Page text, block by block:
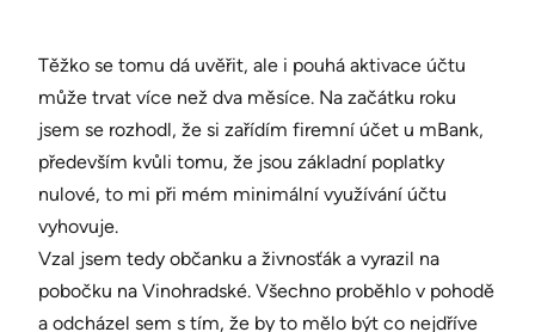
Těžko se tomu dá uvěřit, ale i pouhá aktivace účtu
může trvat více než dva měsíce. Na začátku roku
jsem se rozhodl, že si zařídím firemní účet u mBank,
především kvůli tomu, že jsou základní poplatky
nulové, to mi při mém minimální využívání účtu
vyhovuje.
Vzal jsem tedy občanku a živnosťák a vyrazil na
pobočku na Vinohradské. Všechno proběhlo v pohodě
a odcházel sem s tím, že by to mělo být co nejdříve